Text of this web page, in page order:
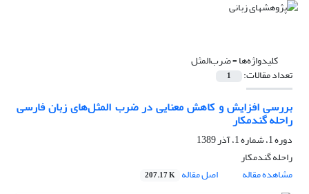
کلیدواژه‌ها =ضرب‌المثل
تعداد مقالات: 1
بررسی افزایش و کاهش معنایی در ضرب المثل‌های زبان فارسی
راحله گندمکار
دوره 1، شماره 1، آذر 1389
راحله گندمکار
مشاهده مقاله
اصل مقاله 207.17 K